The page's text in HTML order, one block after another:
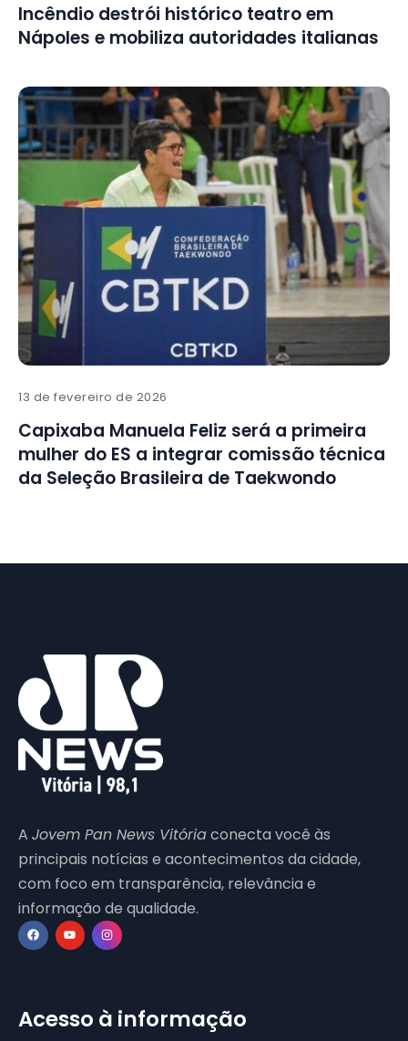
Incêndio destrói histórico teatro em
Nápoles e mobiliza autoridades italianas
13 de fevereiro de 2026
Capixaba Manuela Feliz será a primeira
mulher do ES a integrar comissão técnica
da Seleção Brasileira de Taekwondo
A Jovem Pan News Vitóriaconecta você às
principais notícias e acontecimentos da cidade,
com foco em transparência, relevância e
informação de qualidade.
Acesso à informação